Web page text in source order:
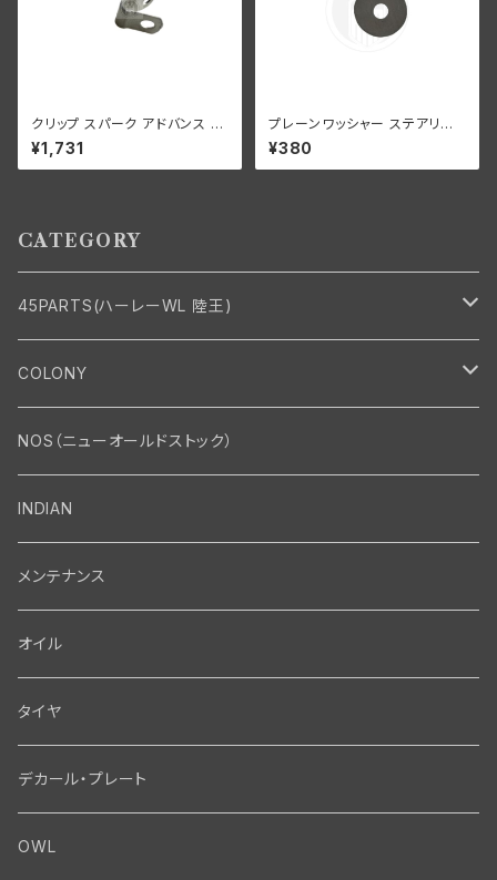
クリップ スパーク アドバンス ケ
ーブル ハーレーダビッドソン 19
37-57年 EL FL
¥1,731
プレーンワッシャー ステアリン
グダンパー 上側 スモール ハー
レーダビッドソン 全スプリンガ
ーモデル
¥380
CATEGORY
45PARTS(ハーレーWL 陸王)
エンジン
エンジン・シリンダーヘッド
バルブ・タペット関係
エンジン関係 ビックツイン
マフラー・インテーク・キャブレター
マフラー関係
インテーク・キャブレター関係
エレクトリカル
ジェネレーター関係
ディストリビューター関係
駆動系
ドライブチェーン関係
スプロケット・ベルトドライブキット
フロントフォーク・フレーム
フロントフォーク関係
ソフテイル用 New Springer Fork
シート・サドルバッグ
シートポスト関係
ソロサドルシート関係
ハンドルバー・タンク・フェンダー
ハンドルバー関係
ホイール・ブレーキ
COLONY
Bolt・Nut
Nut
Screw
Front End・Rear End
Wheel-Brake
Fork-Shockabsorber
Motor
Motor
Carbrator
Transmission・Primary
Transmission-Shifter
Primary-clutch-Kickstarter
Gastank・Oiltank
Oilline
Gastank・Oiltank
Electrical
Electrical
TOOL
NOS（ニューオールドストック）
INDIAN
メンテナンス
オイル
タイヤ
デカール・プレート
OWL